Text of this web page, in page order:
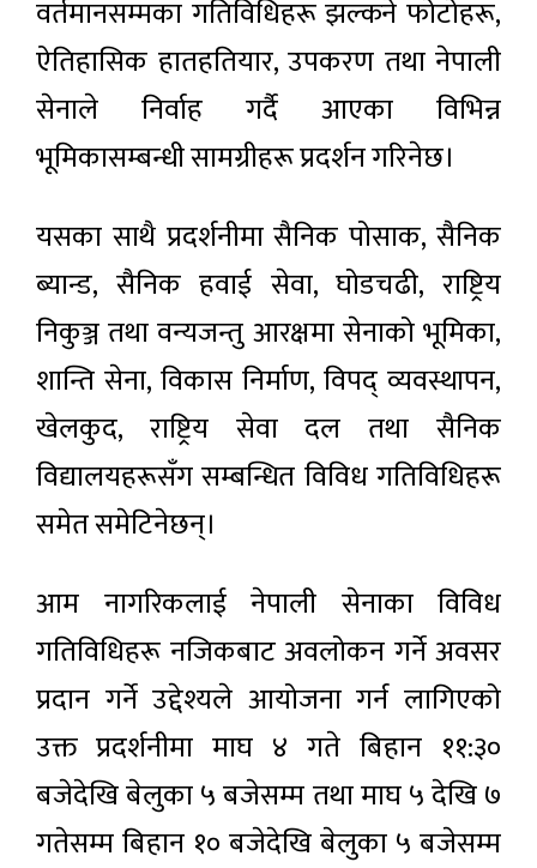
वर्तमानसम्मका गतिविधिहरू झल्कने फोटोहरू,
ऐतिहासिक हातहतियार, उपकरण तथा नेपाली
सेनाले निर्वाह गर्दै आएका विभिन्न
भूमिकासम्बन्धी सामग्रीहरू प्रदर्शन गरिनेछ।
यसका साथै प्रदर्शनीमा सैनिक पोसाक, सैनिक
ब्यान्ड, सैनिक हवाई सेवा, घोडचढी, राष्ट्रिय
निकुञ्ज तथा वन्यजन्तु आरक्षमा सेनाको भूमिका,
शान्ति सेना, विकास निर्माण, विपद् व्यवस्थापन,
खेलकुद, राष्ट्रिय सेवा दल तथा सैनिक
विद्यालयहरूसँग सम्बन्धित विविध गतिविधिहरू
समेत समेटिनेछन्।
आम नागरिकलाई नेपाली सेनाका विविध
गतिविधिहरू नजिकबाट अवलोकन गर्ने अवसर
प्रदान गर्ने उद्देश्यले आयोजना गर्न लागिएको
उक्त प्रदर्शनीमा माघ ४ गते बिहान ११:३०
बजेदेखि बेलुका ५ बजेसम्म तथा माघ ५ देखि ७
गतेसम्म बिहान १० बजेदेखि बेलुका ५ बजेसम्म